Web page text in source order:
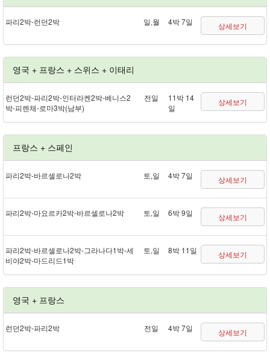
파리 2박 - 런던 2박 일,월 4박 7일 상세보기
영국 + 프랑스 + 스위스 + 이태리
런던 2박 - 파리 2박 - 인터라켄 2박 - 베니스 2
박 - 피렌체 - 로마 3박(남부)
전일
11박 14
일
상세보기
프랑스 + 스페인
파리 2박 - 바르셀로나 2박 토,일 4박 7일 상세보기
파리 2박 - 마요르카 2박 - 바르셀로나 2박 토,일 6박 9일 상세보기
파리 2박 - 바르셀로나 2박 - 그라나다 1박 - 세
비야 2박 - 마드리드 1박
토,일 8박 11일 상세보기
영국 + 프랑스
런던 2박 - 파리 2박 전일 4박 7일 상세보기